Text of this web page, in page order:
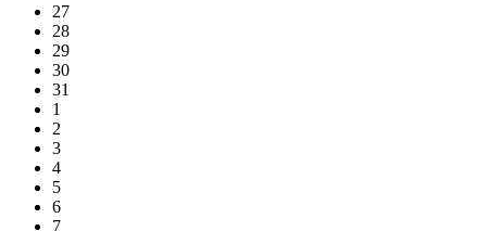
27
28
29
30
31
1
2
3
4
5
6
7